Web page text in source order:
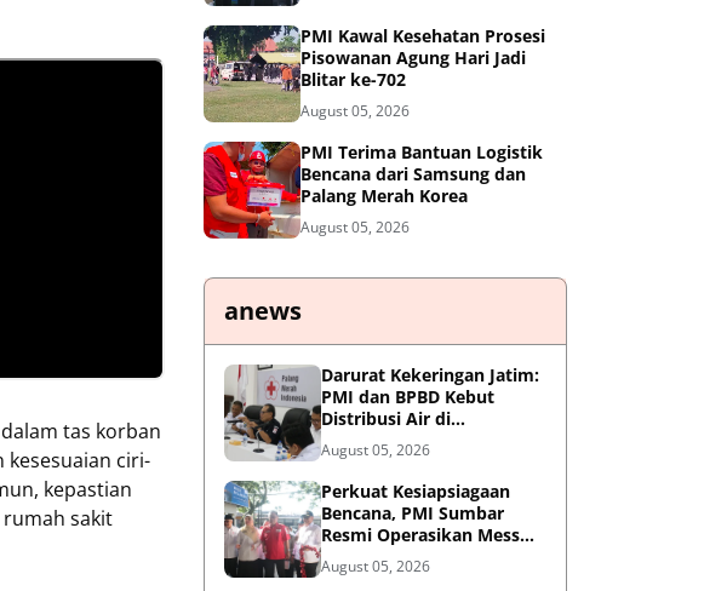
tas korban
ciri-
kepastian
sakit
PMI Kawal Kesehatan Prosesi
Pisowanan Agung Hari Jadi
Blitar ke-702
August 05, 2026
PMI Terima Bantuan Logistik
Bencana dari Samsung dan
Palang Merah Korea
August 05, 2026
anews
Darurat Kekeringan Jatim:
PMI dan BPBD Kebut
Distribusi Air di
Mojokerto-Pasuruan
August 05, 2026
Perkuat Kesiapsiagaan
Bencana, PMI Sumbar
Resmi Operasikan Mess
Khusus Relawan
Kemanusiaan
August 05, 2026